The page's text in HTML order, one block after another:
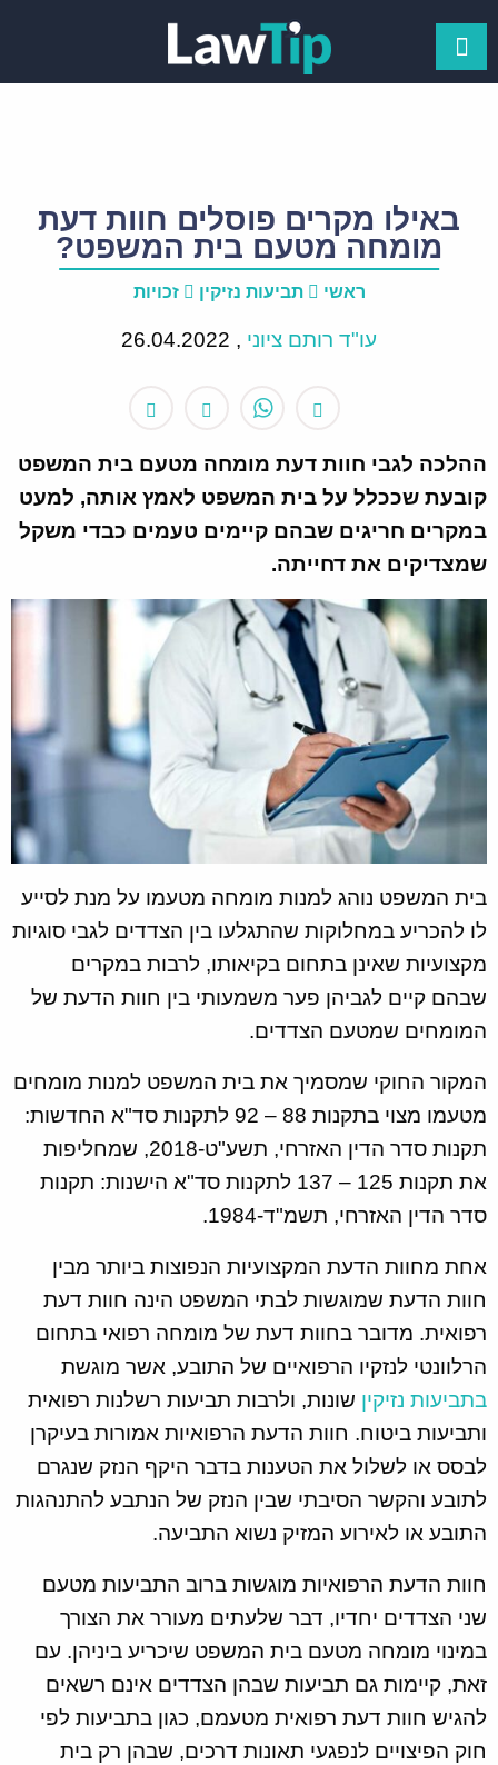
באילו מקרים פוסלים חוות דעת
מומחה מטעם בית המשפט?
ראשי תביעות נזיקין זכויות
עו"ד רותם ציוני ,
26.04.2022
ההלכה לגבי חוות דעת מומחה מטעם בית המשפט
קובעת שככלל על בית המשפט לאמץ אותה, למעט
במקרים חריגים שבהם קיימים טעמים כבדי משקל
שמצדיקים את דחייתה.
בית המשפט נוהג למנות מומחה מטעמו על מנת לסייע
לו להכריע במחלוקות שהתגלעו בין הצדדים לגבי סוגיות
מקצועיות שאינן בתחום בקיאותו, לרבות במקרים
שבהם קיים לגביהן פער משמעותי בין חוות הדעת של
המומחים שמטעם הצדדים.
המקור החוקי שמסמיך את בית המשפט למנות מומחים
מטעמו מצוי בתקנות 88 – 92 לתקנות סד"א החדשות:
תקנות סדר הדין האזרחי, תשע"ט-2018, שמחליפות
את תקנות 125 – 137 לתקנות סד"א הישנות: תקנות
סדר הדין האזרחי, תשמ"ד-1984.
אחת מחוות הדעת המקצועיות הנפוצות ביותר מבין
חוות הדעת שמוגשות לבתי המשפט הינה חוות דעת
רפואית. מדובר בחוות דעת של מומחה רפואי בתחום
הרלוונטי לנזקיו הרפואיים של התובע, אשר מוגשת
בתביעות נזיקין שונות, ולרבות תביעות רשלנות רפואית
ותביעות ביטוח. חוות הדעת הרפואיות אמורות בעיקרן
לבסס או לשלול את הטענות בדבר היקף הנזק שנגרם
לתובע והקשר הסיבתי שבין הנזק של הנתבע להתנהגות
התובע או לאירוע המזיק נשוא התביעה.
חוות הדעת הרפואיות מוגשות ברוב התביעות מטעם
שני הצדדים יחדיו, דבר שלעתים מעורר את הצורך
במינוי מומחה מטעם בית המשפט שיכריע ביניהן. עם
זאת, קיימות גם תביעות שבהן הצדדים אינם רשאים
להגיש חוות דעת רפואית מטעמם, כגון בתביעות לפי
חוק הפיצויים לנפגעי תאונות דרכים, שבהן רק בית